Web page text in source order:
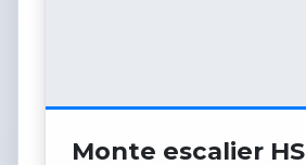
Monte escalier HS